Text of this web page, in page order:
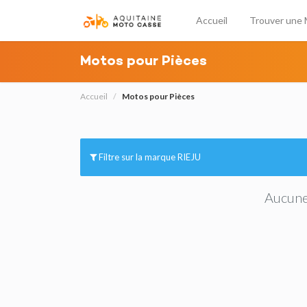
Accueil Trouver une
Motos pour Pièces
Accueil Motos pour Pièces
Filtre sur la marque RIEJU